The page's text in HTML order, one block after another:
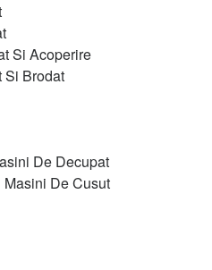
Si Acoperire
Si Brodat
De Decupat
De Cusut